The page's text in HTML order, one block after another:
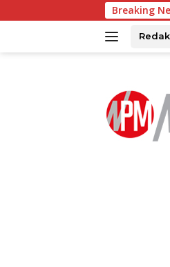
ke
Breaking
Kadis Pendidikan Sulut, Jahja